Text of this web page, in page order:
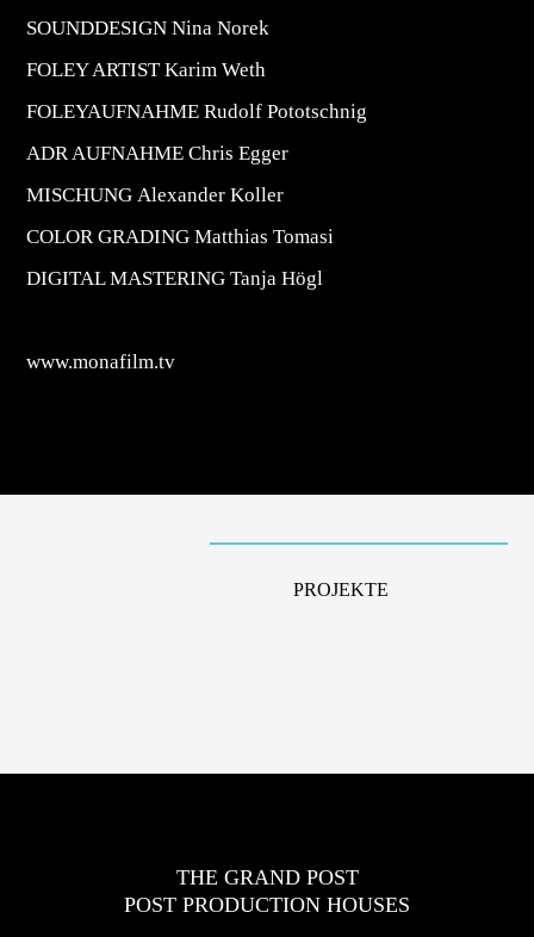
SOUNDDESIGN Nina Norek
FOLEY ARTISTKarim Weth
FOLEYAUFNAHME Rudolf Pototschnig
ADR AUFNAHME Chris Egger
MISCHUNG Alexander Koller
COLOR GRADING Matthias Tomasi
DIGITAL MASTERING Tanja Högl
www.monafilm.tv
PROJEKTE
THE GRAND POST
POST PRODUCTION HOUSES